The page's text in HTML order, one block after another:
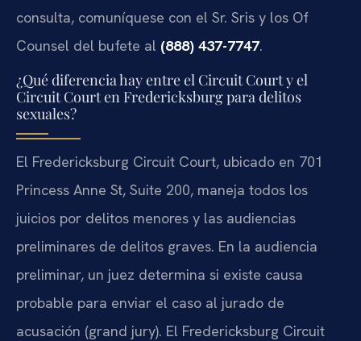
consulta, comuníquese con el Sr. Sris y los Of
Counsel del bufete al (888) 437-7747.
¿Qué diferencia hay entre el Circuit Court y el
Circuit Court en Fredericksburg para delitos
sexuales?
El Fredericksburg Circuit Court, ubicado en 701
Princess Anne St, Suite 200, maneja todos los
juicios por delitos menores y las audiencias
preliminares de delitos graves. En la audiencia
preliminar, un juez determina si existe causa
probable para enviar el caso al jurado de
acusación (grand jury). El Fredericksburg Circuit